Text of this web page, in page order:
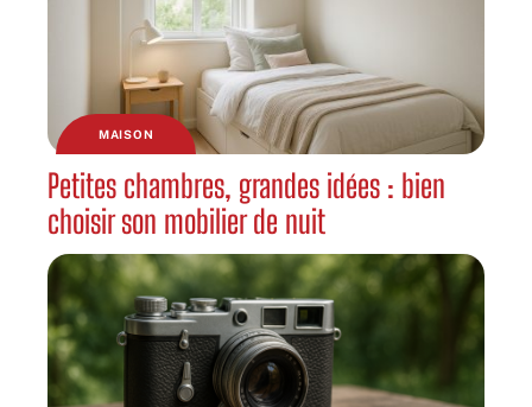
MAISON
Petites chambres, grandes idées : bien
choisir son mobilier de nuit